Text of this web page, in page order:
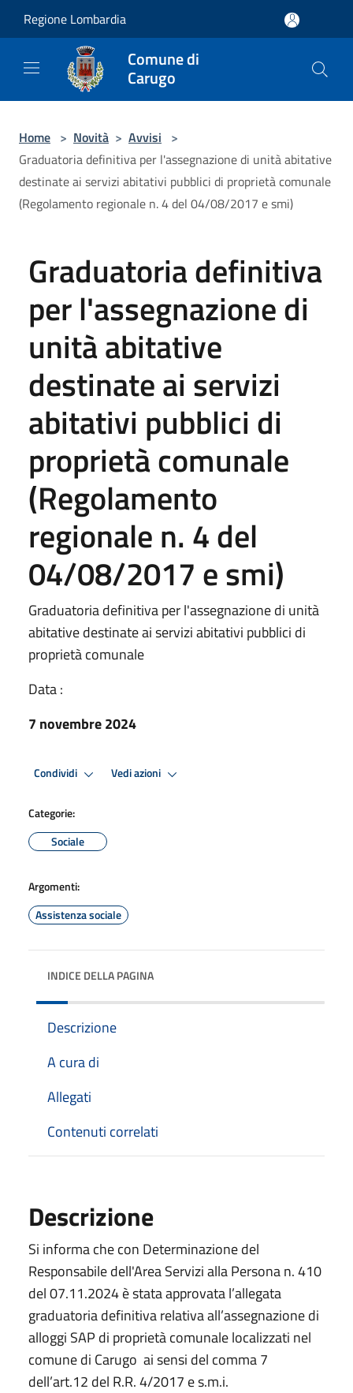
Regione Lombardia
Comune di
Carugo
Home > Novità > Avvisi >
Graduatoria definitiva per l'assegnazione di unità abitative
destinate ai servizi abitativi pubblici di proprietà comunale
(Regolamento regionale n. 4 del 04/08/2017 e smi)
Graduatoria definitiva
per l'assegnazione di
unità abitative
destinate ai servizi
abitativi pubblici di
proprietà comunale
(Regolamento
regionale n. 4 del
04/08/2017 e smi)
Graduatoria definitiva per l'assegnazione di unità
abitative destinate ai servizi abitativi pubblici di
proprietà comunale
Data :
7 novembre 2024
Condividi Vedi azioni
Categorie:
Sociale
Argomenti:
Assistenza sociale
INDICE DELLA PAGINA
Descrizione
A cura di
Allegati
Contenuti correlati
Descrizione
Si informa che con Determinazione del
Responsabile dell'Area Servizi alla Persona n. 410
del 07.11.2024 è stata approvata l’allegata
graduatoria definitiva relativa all’assegnazione di
alloggi SAP di proprietà comunale localizzati nel
comune di Carugo ai sensi del comma 7
dell’art.12 del R.R. 4/2017 e s.m.i.